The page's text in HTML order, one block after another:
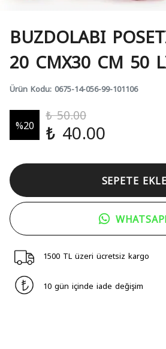
BUZDOLABI
20 CMX30 CM 50
Ürün Kodu: 0675-14-056-99-101106
%20
₺ 50.00
₺ 40.00
SEPETE EKLE
1500 TL üzeri ücretsiz kargo
10 gün içinde iade değişim